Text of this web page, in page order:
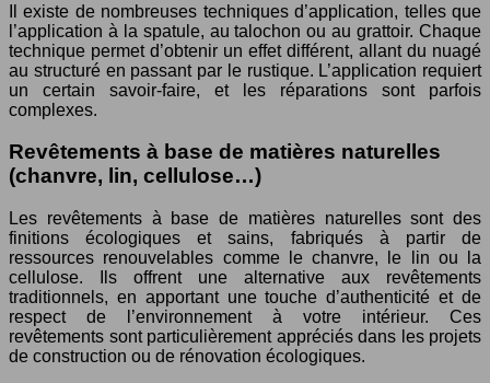
Il existe de nombreuses techniques d’application, telles que
l’application à la spatule, au talochon ou au grattoir. Chaque
technique permet d’obtenir un effet différent, allant du nuagé
au structuré en passant par le rustique. L’application requiert
un certain savoir-faire, et les réparations sont parfois
complexes.
Revêtements à base de matières naturelles
(chanvre, lin, cellulose…)
Les revêtements à base de matières naturelles sont des
finitions écologiques et sains, fabriqués à partir de
ressources renouvelables comme le chanvre, le lin ou la
cellulose. Ils offrent une alternative aux revêtements
traditionnels, en apportant une touche d’authenticité et de
respect de l’environnement à votre intérieur. Ces
revêtements sont particulièrement appréciés dans les projets
de construction ou de rénovation écologiques.